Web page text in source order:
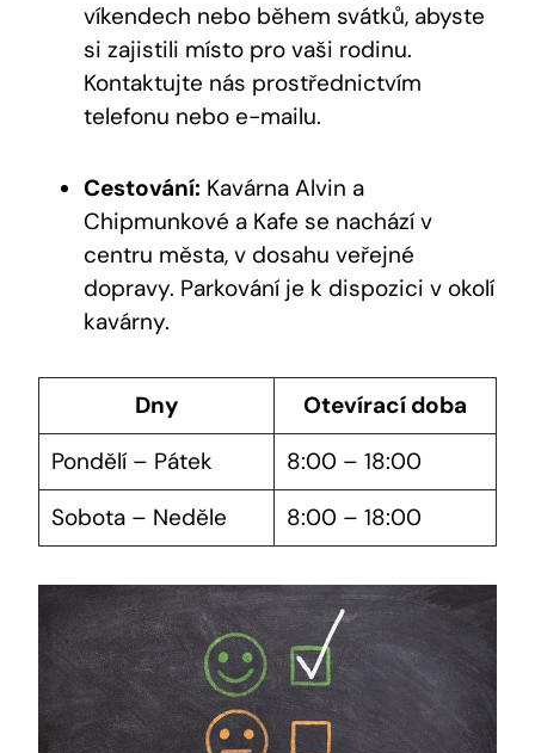
víkendech nebo během svátků, abyste
si zajistili místo pro vaši rodinu.
Kontaktujte nás prostřednictvím
telefonu nebo e-mailu.
Cestování: Kavárna Alvin a
Chipmunkové a Kafe se nachází v
centru města, v dosahu veřejné
dopravy. Parkování je k dispozici v okolí
kavárny.
Dny
Otevírací doba
Pondělí – Pátek
8:00 – 18:00
Sobota – Neděle
8:00 – 18:00